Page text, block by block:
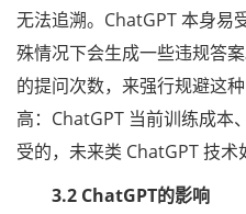
无法追溯。ChatGPT 本身易
殊情况下会生成一些违规答
的提问次数，来强行规避这
高：ChatGPT 当前训练成本
受的，未来类 ChatGPT 技术
3.2 ChatGPT的影响